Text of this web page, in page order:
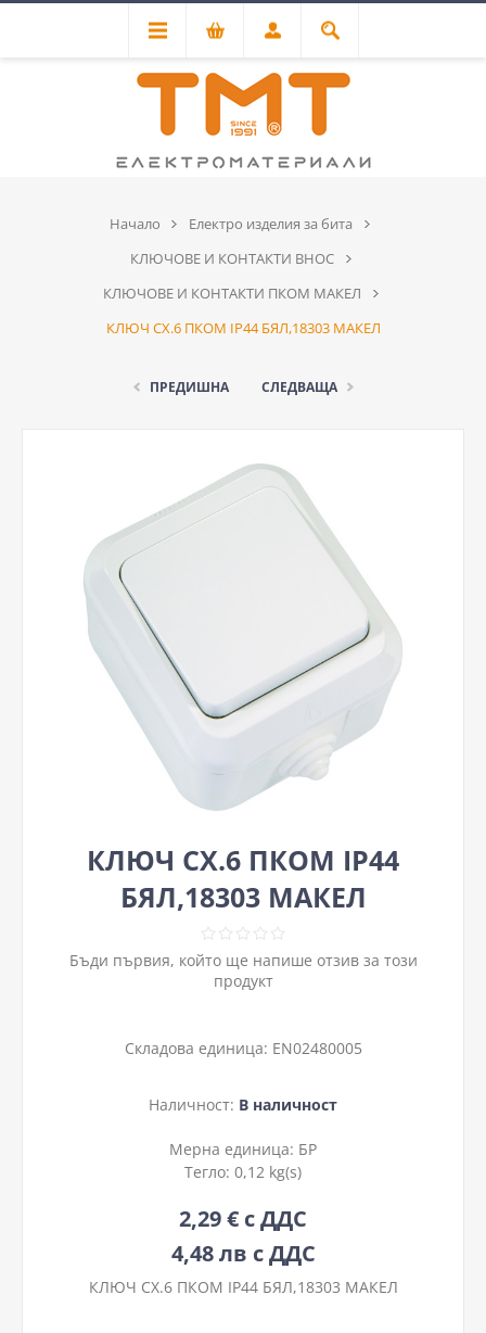
Начало
Електро изделия за бита
КЛЮЧОВЕ И КОНТАКТИ ВНОС
КЛЮЧОВЕ И КОНТАКТИ ПКОМ МАКЕЛ
КЛЮЧ СХ.6 ПКОМ IP44 БЯЛ,18303 МАКЕЛ
ПРЕДИШНА СЛЕДВАЩА
КЛЮЧ СХ.6 ПКОМ IP44
БЯЛ,18303 МАКЕЛ
Бъди първия, който ще напише отзив за този
продукт
Складова единица: EN02480005
Наличност: В наличност
Мерна единица: БР
Тегло: 0,12 kg(s)
2,29 € с ДДС
4,48 лв с ДДС
КЛЮЧ СХ.6 ПКОМ IP44 БЯЛ,18303 МАКЕЛ